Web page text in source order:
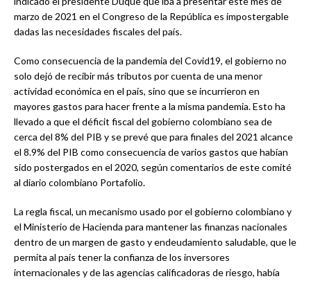
marzo de 2021 en el Congreso de la República es impostergable
dadas las necesidades fiscales del país.
Como consecuencia de la pandemia del Covid19, el gobierno no
solo dejó de recibir más tributos por cuenta de una menor
actividad económica en el país, sino que se incurrieron en
mayores gastos para hacer frente a la misma pandemia. Esto ha
llevado a que el déficit fiscal del gobierno colombiano sea de
cerca del 8% del PIB y se prevé que para finales del 2021 alcance
el 8.9% del PIB como consecuencia de varios gastos que habían
sido postergados en el 2020, según comentarios de este comité
al diario colombiano Portafolio.
La regla fiscal, un mecanismo usado por el gobierno colombiano y
el Ministerio de Hacienda para mantener las finanzas nacionales
dentro de un margen de gasto y endeudamiento saludable, que le
permita al país tener la confianza de los inversores
internacionales y de las agencias calificadoras de riesgo, había